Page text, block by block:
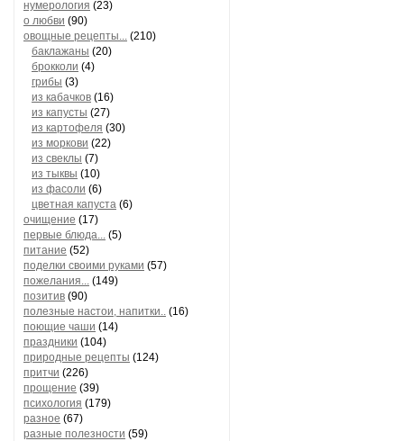
нумерология (23)
о любви (90)
овощные рецепты... (210)
баклажаны (20)
брокколи (4)
грибы (3)
из кабачков (16)
из капусты (27)
из картофеля (30)
из моркови (22)
из свеклы (7)
из тыквы (10)
из фасоли (6)
цветная капуста (6)
очищение (17)
первые блюда... (5)
питание (52)
поделки своими руками (57)
пожелания... (149)
позитив (90)
полезные настои, напитки.. (16)
поющие чаши (14)
праздники (104)
природные рецепты (124)
притчи (226)
прощение (39)
психология (179)
разное (67)
разные полезности (59)